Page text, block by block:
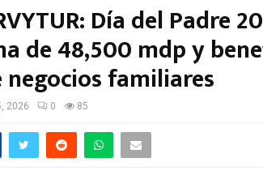
Día del Padre
de 48,500 mdp y
familiares
2026 0 85